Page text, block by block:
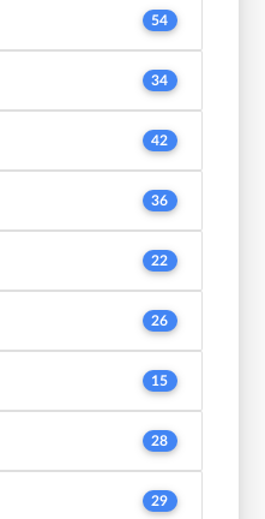
54
34
42
36
22
26
15
28
29